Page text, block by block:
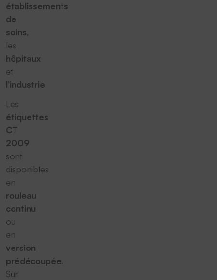
établissements
de
soins,
les
hôpitaux
et
l’industrie.
Les
étiquettes
CT
2009
sont
disponibles
en
rouleau
continu
ou
en
version
prédécoupée.
Sur